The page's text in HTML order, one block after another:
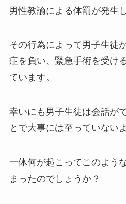
男性教諭による体罰が発生
その行為によって男子生徒
症を負い、緊急手術を受け
ています。
幸いにも男子生徒は会話が
とで大事には至っていない
一体何が起こってこのよう
まったのでしょうか？